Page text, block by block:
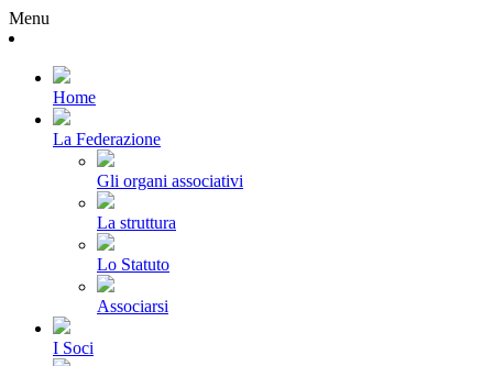
Menu
Home
La Federazione
Gli organi associativi
La struttura
Lo Statuto
Associarsi
I Soci